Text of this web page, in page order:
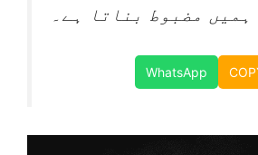
مضبوط بناتا ہے۔
WhatsApp